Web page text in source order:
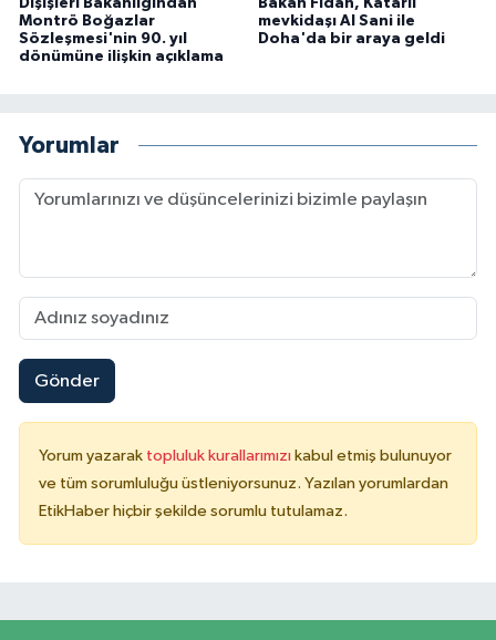
Dışişleri Bakanlığından
Montrö Boğazlar
Sözleşmesi'nin 90. yıl
dönümüne ilişkin açıklama
Bakan Fidan, Katarlı
mevkidaşı Al Sani ile
Doha'da bir araya geldi
Yorumlar
Gönder
Yorum yazarak topluluk kurallarımızı kabul etmiş bulunuyor
ve tüm sorumluluğu üstleniyorsunuz. Yazılan yorumlardan
EtikHaber hiçbir şekilde sorumlu tutulamaz.